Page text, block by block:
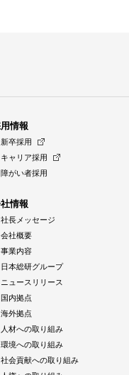
情報
新卒採用
キャリア採用
障がい者採用
情報
社長メッセージ
会社概要
事業内容
日本総研グループ
ニュースリリース
国内拠点
海外拠点
人材への取り組み
環境への取り組み
社会貢献への取り組み